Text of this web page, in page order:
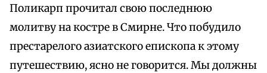
Поликарп прочитал свою последнюю
молитву на костре в Смирне. Что побудило
престарелого азиатского епископа к этому
путешествию, ясно не говорится. Мы должны